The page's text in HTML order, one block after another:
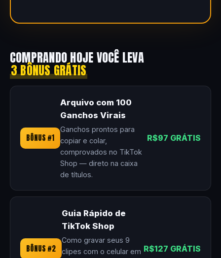
COMPRANDO HOJE VOCÊ LEVA
3 BÔNUS GRÁTIS
BÔNUS #1
Arquivo com 100
Ganchos Virais
Ganchos prontos para
copiar e colar,
comprovados no TikTok
Shop — direto na caixa
de títulos.
R$97 GRÁTIS
BÔNUS #2
Guia Rápido de
TikTok Shop
Como gravar seus 9
clipes com o celular em R$127 GRÁTIS